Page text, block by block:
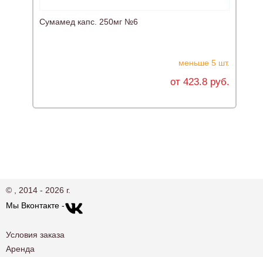
Сумамед капс. 250мг №6
меньше 5 шт.
от 423.8 руб.
© , 2014 - 2026 г.
Мы Вконтакте -
Условия заказа
Аренда